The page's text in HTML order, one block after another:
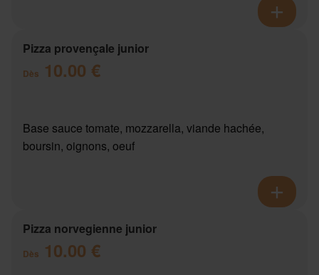
Pizza provençale junior
Dès 10.00 €
Base sauce tomate, mozzarella, viande hachée,
boursin, oignons, oeuf
Pizza norvegienne junior
Dès 10.00 €